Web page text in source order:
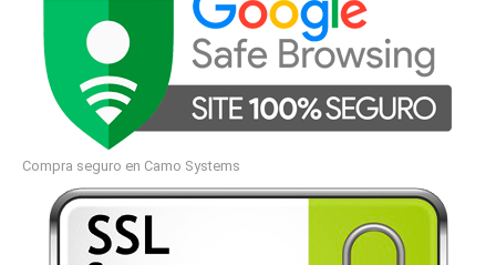
Compra seguro en Camo Systems